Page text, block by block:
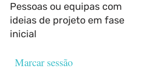
Pessoas ou equipas com
ideias de projeto em fase
inicial
Marcar sessão